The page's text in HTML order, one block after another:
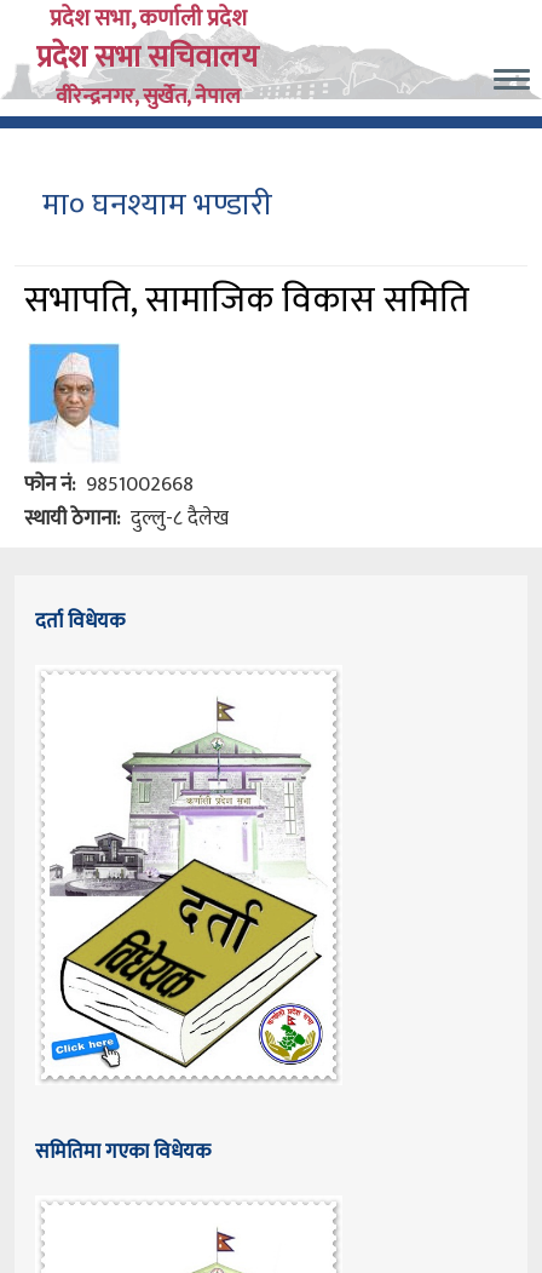
main
content
प्रदेश सभा, कर्णाली प्रदेश
प्रदेश सभा सचिवालय
वीरेन्द्रनगर, सुर्खेत, नेपाल
मा० घनश्याम भण्डारी
सभापति, सामाजिक विकास समिति
फोन नं 9851002668
स्थायी ठेगाना दुल्लु-८ दैलेख
दर्ता विधेयक
समितिमा गएका विधेयक